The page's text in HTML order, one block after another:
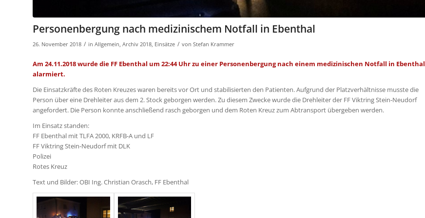
Personenbergung nach medizinischem Notfall in Ebenthal
26. November 2018 / in Allgemein Archiv 2018 Einsätze / von Stefan Krammer
Am 24.11.2018 wurde die FF Ebenthal um 22:44 Uhr zu einer Personenbergung nach einem medizinischen Notfall in Ebenthal
alarmiert.
Die Einsatzkräfte des Roten Kreuzes waren bereits vor Ort und stabilisierten den Patienten. Aufgrund der Platzverhältnisse musste die
Person über eine Drehleiter aus dem 2. Stock geborgen werden. Zu diesem Zwecke wurde die Drehleiter der FF Viktring Stein-Neudorf
angefordert. Die Person konnte anschließend rasch geborgen und dem Roten Kreuz zum Abtransport übergeben werden.
Im Einsatz standen:
FF Ebenthal mit TLFA 2000, KRFB-A und LF
FF Viktring Stein-Neudorf mit DLK
Polizei
Rotes Kreuz
Text und Bilder: OBI Ing. Christian Orasch, FF Ebenthal